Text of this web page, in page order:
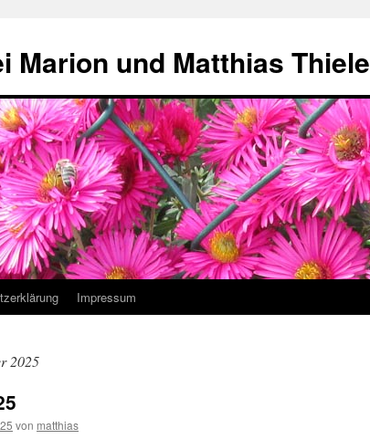
Marion und Matthias Thiele
Impressum
2025
von matthias